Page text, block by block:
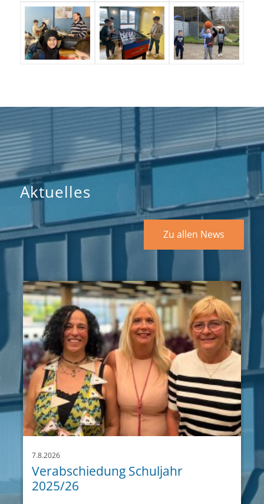
Aktuelles
Zu allen News
7.8.2026
Verabschiedung Schuljahr
2025/26